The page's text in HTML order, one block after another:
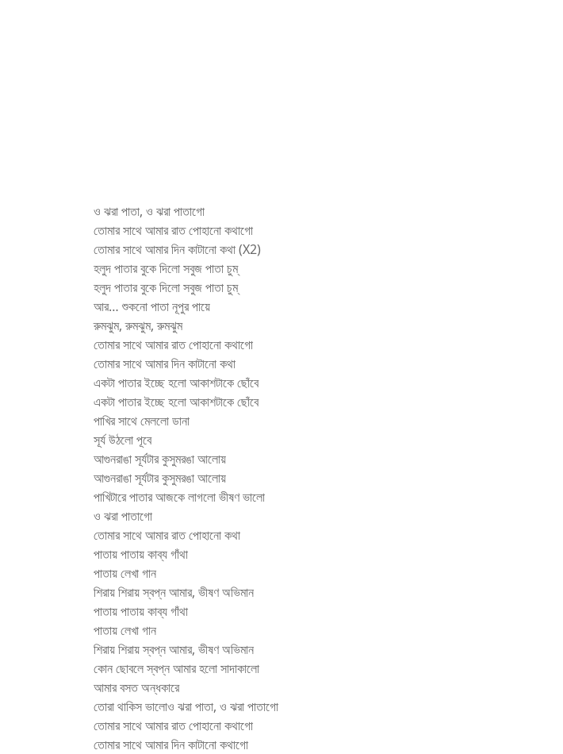
ও ঝরা পাতা, ও ঝরা পাতাগো
তোমার সাথে আমার রাত পোহানো কথাগো
তোমার সাথে আমার দিন কাটানো কথা (X2)
হলুদ পাতার বুকে দিলো সবুজ পাতা চুম্
হলুদ পাতার বুকে দিলো সবুজ পাতা চুম্
আর… শুকনো পাতা নূপুর পায়ে
রুমঝুম, রুমঝুম, রুমঝুম
তোমার সাথে আমার রাত পোহানো কথাগো
তোমার সাথে আমার দিন কাটানো কথা
একটা পাতার ইচ্ছে হলো আকাশটাকে ছোঁবে
একটা পাতার ইচ্ছে হলো আকাশটাকে ছোঁবে
পাখির সাথে মেললো ডানা
সূর্য উঠলো পূবে
আগুনরাঙা সূর্যটার কুসুমরঙা আলোয়
আগুনরাঙা সূর্যটার কুসুমরঙা আলোয়
পাখিটারে পাতার আজকে লাগলো ভীষণ ভালো
ও ঝরা পাতাগো
তোমার সাথে আমার রাত পোহানো কথা
পাতায় পাতায় কাব্য গাঁথা
পাতায় লেখা গান
শিরায় শিরায় স্বপ্ন আমার, ভীষণ অভিমান
পাতায় পাতায় কাব্য গাঁথা
পাতায় লেখা গান
শিরায় শিরায় স্বপ্ন আমার, ভীষণ অভিমান
কোন ছোবলে স্বপ্ন আমার হলো সাদাকালো
আমার বসত অন্ধকারে
তোরা থাকিস ভালোও ঝরা পাতা, ও ঝরা পাতাগো
তোমার সাথে আমার রাত পোহানো কথাগো
তোমার সাথে আমার দিন কাটানো কথাগো